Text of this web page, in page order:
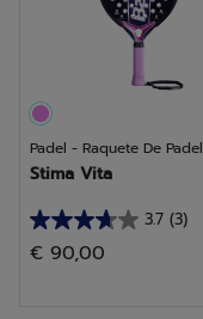
Padel - Raquete De Padel
Stima Vita
3.7 (3)
3.7
em
€ 90,00